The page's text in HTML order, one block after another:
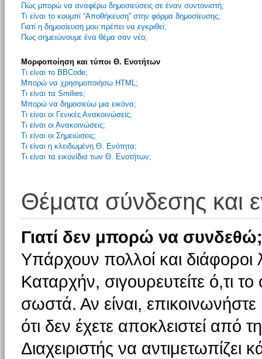
Πώς μπορώ να αναφέρω δημοσιεύσεις σε έναν συντονιστή;
Τι είναι το κουμπί “Αποθήκευση” στην φόρμα δημοσίευσης;
Γιατί η δημοσίευση μου πρέπει να εγκριθεί;
Πως σημειώνουμε ένα θέμα σαν νέο;
Μορφοποίηση και τύποι Θ. Ενοτήτων
Τι είναι το BBCode;
Μπορώ να χρησιμοποιήσω HTML;
Τι είναι τα Smilies;
Μπορώ να δημοσιεύω μια εικόνα;
Τι είναι οι Γενικές Ανακοινώσεις;
Τι είναι οι Ανακοινώσεις;
Τι είναι οι Σημειώσεις;
Τι είναι η κλειδωμένη Θ. Ενότητα;
Τι είναι τα εικονίδια των Θ. Ενοτήτων;
Θέματα σύνδεσης και
Γιατί δεν μπορώ να συνδεθώ;
Υπάρχουν πολλοί και
Καταρχήν, σιγουρευτείτε ό,τι
σωστά. Αν είναι, επικοινωνήστε
ότι δεν έχετε αποκλειστεί από
Διαχειριστής να αντιμετωπίζει